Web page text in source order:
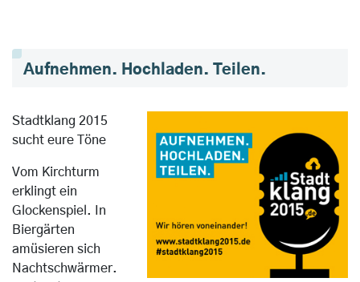
Aufnehmen. Hochladen. Teilen.
Stadtklang 2015
sucht eure Töne
Vom Kirchturm
erklingt ein
Glockenspiel. In
Biergärten
amüsieren sich
Nachtschwärmer.